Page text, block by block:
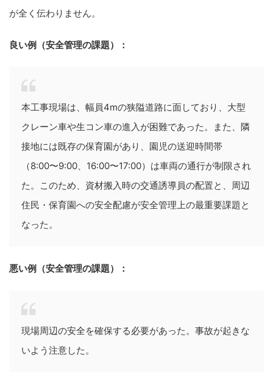
が全く伝わりません。
良い例（安全管理の課題）：
本工事現場は、幅員4mの狭隘道路に面しており、大型
クレーン車や生コン車の進入が困難であった。また、隣
接地には既存の保育園があり、園児の送迎時間帯
（8:00〜9:00、16:00〜17:00）は車両の通行が制限され
た。このため、資材搬入時の交通誘導員の配置と、周辺
住民・保育園への安全配慮が安全管理上の最重要課題と
なった。
悪い例（安全管理の課題）：
現場周辺の安全を確保する必要があった。事故が起きな
いよう注意した。